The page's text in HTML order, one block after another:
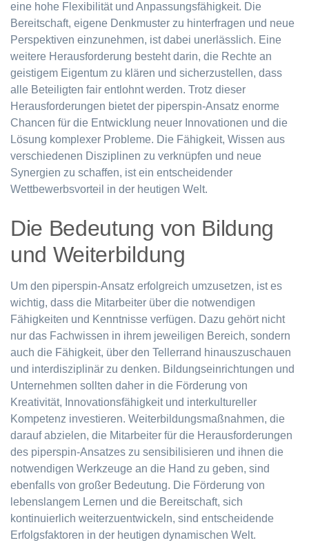
eine hohe Flexibilität und Anpassungsfähigkeit. Die
Bereitschaft, eigene Denkmuster zu hinterfragen und neue
Perspektiven einzunehmen, ist dabei unerlässlich. Eine
weitere Herausforderung besteht darin, die Rechte an
geistigem Eigentum zu klären und sicherzustellen, dass
alle Beteiligten fair entlohnt werden. Trotz dieser
Herausforderungen bietet der piperspin-Ansatz enorme
Chancen für die Entwicklung neuer Innovationen und die
Lösung komplexer Probleme. Die Fähigkeit, Wissen aus
verschiedenen Disziplinen zu verknüpfen und neue
Synergien zu schaffen, ist ein entscheidender
Wettbewerbsvorteil in der heutigen Welt.
Die Bedeutung von Bildung
und Weiterbildung
Um den piperspin-Ansatz erfolgreich umzusetzen, ist es
wichtig, dass die Mitarbeiter über die notwendigen
Fähigkeiten und Kenntnisse verfügen. Dazu gehört nicht
nur das Fachwissen in ihrem jeweiligen Bereich, sondern
auch die Fähigkeit, über den Tellerrand hinauszuschauen
und interdisziplinär zu denken. Bildungseinrichtungen und
Unternehmen sollten daher in die Förderung von
Kreativität, Innovationsfähigkeit und interkultureller
Kompetenz investieren. Weiterbildungsmaßnahmen, die
darauf abzielen, die Mitarbeiter für die Herausforderungen
des piperspin-Ansatzes zu sensibilisieren und ihnen die
notwendigen Werkzeuge an die Hand zu geben, sind
ebenfalls von großer Bedeutung. Die Förderung von
lebenslangem Lernen und die Bereitschaft, sich
kontinuierlich weiterzuentwickeln, sind entscheidende
Erfolgsfaktoren in der heutigen dynamischen Welt.